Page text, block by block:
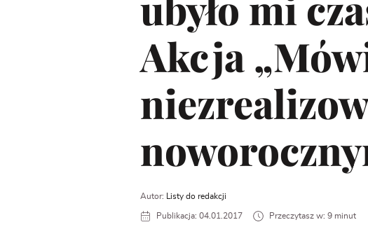
Akcja
Autor: Listy do redakcji
Publikacja: 04.01.2017 Przeczytasz w: 9 minut